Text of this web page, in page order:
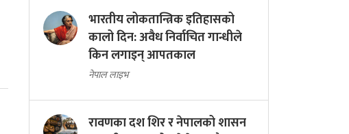
भारतीय लोकतान्त्रिक इतिहासको
कालो दिन: अवैध निर्वाचित गान्धीले
किन लगाइन् आपतकाल
नेपाल लाइभ
रावणका दश शिर र नेपालको शासन